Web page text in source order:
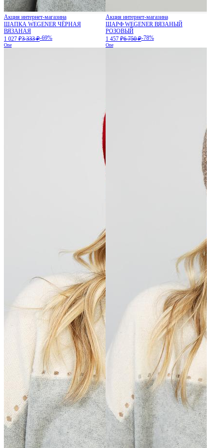
Акция интернет-магазина
ШАПКА WEGENER ЧЁРНАЯ
ВЯЗАНАЯ
1 027 ₽3 333 ₽-69%
One
Акция интернет-магазина
ШАРФ WEGENER ВЯЗАНЫЙ
РОЗОВЫЙ
1 457 ₽6 750 ₽-78%
One